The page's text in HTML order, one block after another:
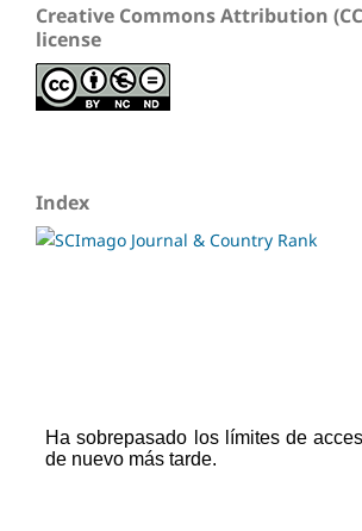
Creative Commons Attribution (CC
license
Index